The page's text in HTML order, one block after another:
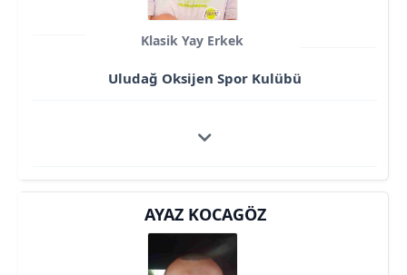
Klasik Yay Erkek
Uludağ Oksijen Spor Kulübü
AYAZ KOCAGÖZ